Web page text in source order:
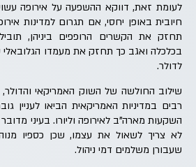
לעומת זאת, דווקא ההשפעה על אירופה
חיובית באופן יחסי, אם תגרום למדינות
תחזק את הקשרים הרופפים ביניהן,
בכלכלה ואגב כך תחזק את מעמדו הגלובאלי
לדולר.
שילוב החולשה של השוק האמריקאי
רבים במדיניות האמריקאית הביאו לעניין
השקעות מארה"ב לאירופה וליורו. בעיני
לא צריך לשאול את עצמו, שכן כספיו
שעבורן משלמים דמי ניהול.